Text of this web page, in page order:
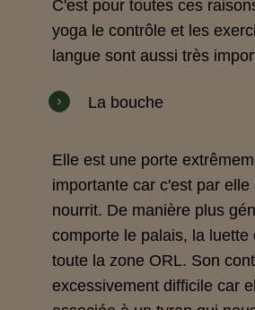
C'est pour toutes ces
yoga le contrôle et les
langue sont aussi très
La bouche
Elle est une porte
importante car c'est par elle
nourrit. De manière plus
comporte le palais, la luette
toute la zone ORL. Son
excessivement difficile car